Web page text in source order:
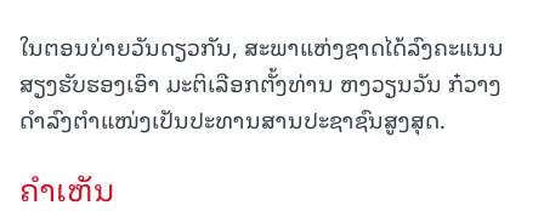
ໃນຕອນບ່າຍວັນດຽວກັນ, ສະພາແຫ່ງຊາດໄດ້ລົງຄະແນນ
ສຽງຮັບຮອງເອົາ ມະຕິເລືອກຕັ້ງທ່ານ ຫງວຽນວັນ ກ໋ວາງ
ດຳລົງຕຳແໜ່ງເປັນປະທານສານປະຊາຊົນສູງສຸດ.
ຄໍາເຫັນ